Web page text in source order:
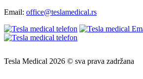
Email: office@teslamedical.rs
Tesla Medical 2026 © sva prava zadržana